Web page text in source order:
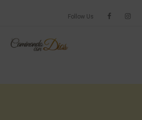
Follow Us